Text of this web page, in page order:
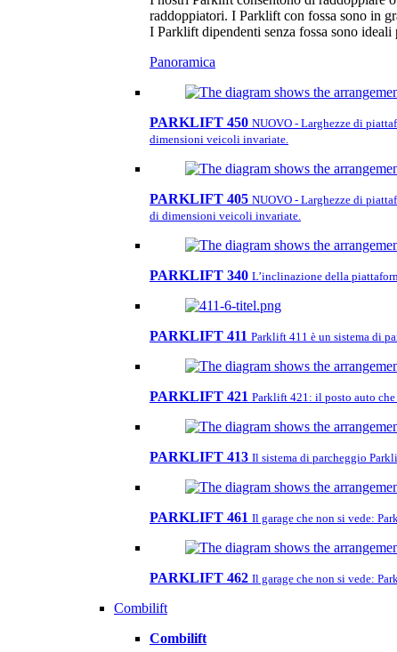
raddoppiatori. I Parklift con fossa sono in
I Parklift dipendenti senza fossa sono
Panoramica
PARKLIFT 450 NUOVO - Larghezze di
dimensioni veicoli invariate.
PARKLIFT 405 NUOVO - Larghezze di
di dimensioni veicoli invariate.
PARKLIFT 340 L’inclinazione della
PARKLIFT 411 Parklift 411 è un sistema di
PARKLIFT 421 Parklift 421: il posto auto
PARKLIFT 413 Il sistema di parcheggio
PARKLIFT 461 Il garage che non si vede:
PARKLIFT 462 Il garage che non si vede:
Combilift
Combilift